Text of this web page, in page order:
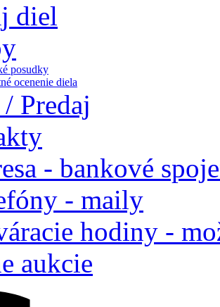
diel
posudky
ocenenie diela
Predaj
- bankové
- maily
hodiny -
aukcie